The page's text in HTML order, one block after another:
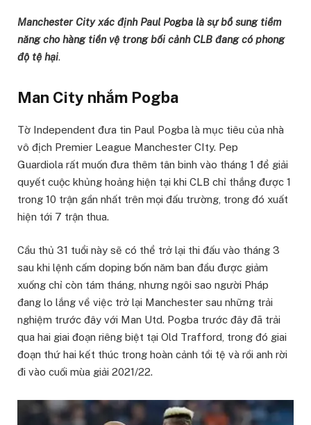
Manchester City xác định Paul Pogba là sự bổ sung tiềm
năng cho hàng tiền vệ trong bối cảnh CLB đang có phong
độ tệ hại.
Man City nhắm Pogba
Tờ Independent đưa tin Paul Pogba là mục tiêu của nhà
vô địch Premier League Manchester CIty. Pep
Guardiola rất muốn đưa thêm tân binh vào tháng 1 để giải
quyết cuộc khủng hoảng hiện tại khi CLB chỉ thắng được 1
trong 10 trận gần nhất trên mọi đấu trường, trong đó xuất
hiện tới 7 trận thua.
Cầu thủ 31 tuổi này sẽ có thể trở lại thi đấu vào tháng 3
sau khi lệnh cấm doping bốn năm ban đầu được giảm
xuống chỉ còn tám tháng, nhưng ngôi sao người Pháp
đang lo lắng về việc trở lại Manchester sau những trải
nghiệm trước đây với Man Utd. Pogba trước đây đã trải
qua hai giai đoạn riêng biệt tại Old Trafford, trong đó giai
đoạn thứ hai kết thúc trong hoàn cảnh tồi tệ và rồi anh rời
đi vào cuối mùa giải 2021/22.